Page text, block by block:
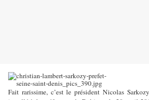
Fait rarissime, c’est le président Nicolas